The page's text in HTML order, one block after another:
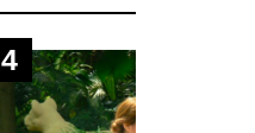
は想像できま
すか？今まで
登録品種のみ
禁止されてい
た種採りや脇
4